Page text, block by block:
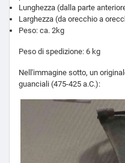
Lunghezza (dalla parte
Larghezza (da orecchio a
Peso: ca. 2kg
Peso di spedizione: 6 kg
Nell'immagine sotto, un
guanciali (475-425 a.C.):